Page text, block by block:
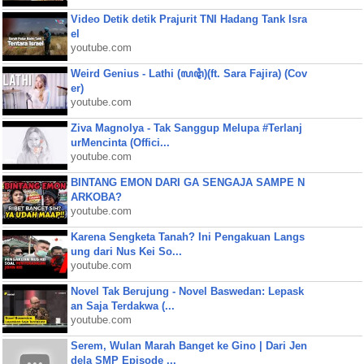
Video Detik detik Prajurit TNI Hadang Tank Isra
el
youtube.com
Weird Genius - Lathi (ꦭꦛꦶ)(ft. Sara Fajira) (Cov
er)
youtube.com
Ziva Magnolya - Tak Sanggup Melupa #Terlanj
urMencinta (Offici...
youtube.com
BINTANG EMON DARI GA SENGAJA SAMPE N
ARKOBA?
youtube.com
Karena Sengketa Tanah? Ini Pengakuan Langs
ung dari Nus Kei So...
youtube.com
Novel Tak Berujung - Novel Baswedan: Lepask
an Saja Terdakwa (...
youtube.com
Serem, Wulan Marah Banget ke Gino | Dari Jen
dela SMP Episode ...